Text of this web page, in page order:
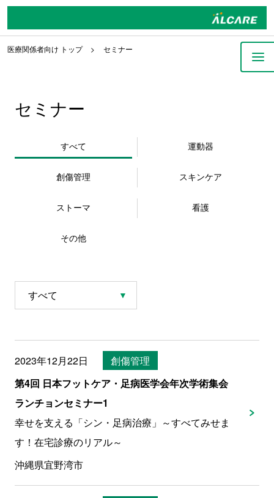
医療関係者向け トップ セミナー
セミナー
すべて 運動器
創傷管理 スキンケア
ストーマ 看護
その他
2023年12月22日
創傷管理
第4回 日本フットケア・足病医学会年次学術集会
ランチョンセミナー1
幸せを支える「シン・足病治療」～すべてみせま
す！在宅診療のリアル～
沖縄県宜野湾市